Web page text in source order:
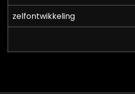
zelfontwikkeling